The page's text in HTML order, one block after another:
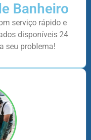
Banheiro
serviço rápido e
disponíveis 24
seu problema!